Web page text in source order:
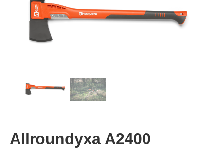
Allroundyxa A2400